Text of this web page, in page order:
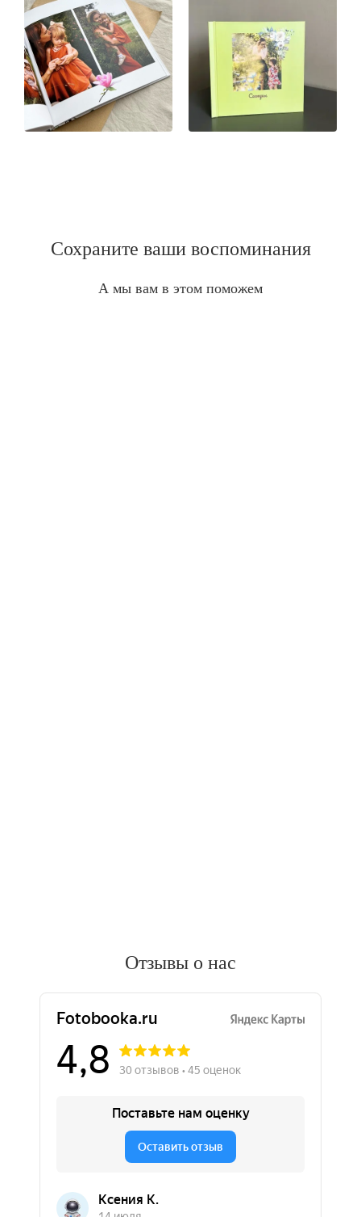
Сохраните ваши воспоминания
А мы вам в этом поможем
Отзывы о нас